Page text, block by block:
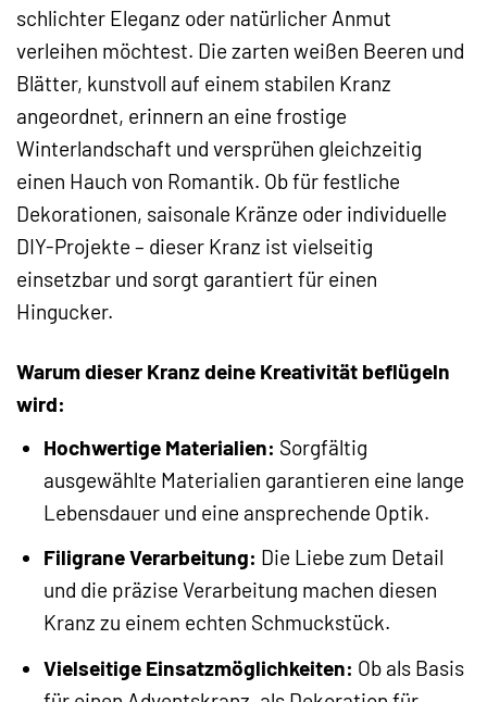
schlichter Eleganz oder natürlicher Anmut
verleihen möchtest. Die zarten weißen Beeren und
Blätter, kunstvoll auf einem stabilen Kranz
angeordnet, erinnern an eine frostige
Winterlandschaft und versprühen gleichzeitig
einen Hauch von Romantik. Ob für festliche
Dekorationen, saisonale Kränze oder individuelle
DIY-Projekte – dieser Kranz ist vielseitig
einsetzbar und sorgt garantiert für einen
Hingucker.
Warum dieser Kranz deine Kreativität beflügeln
wird:
Hochwertige Materialien: Sorgfältig
ausgewählte Materialien garantieren eine lange
Lebensdauer und eine ansprechende Optik.
Filigrane Verarbeitung: Die Liebe zum Detail
und die präzise Verarbeitung machen diesen
Kranz zu einem echten Schmuckstück.
Vielseitige Einsatzmöglichkeiten: Ob als Basis